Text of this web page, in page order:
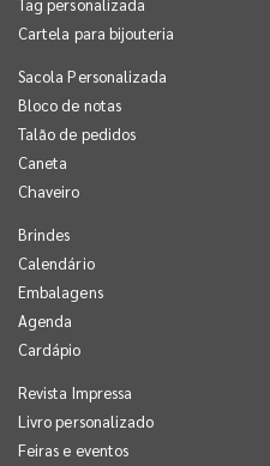
Cartela para bijouteria
Sacola Personalizada
Bloco de notas
Talão de pedidos
Caneta
Chaveiro
Brindes
Calendário
Embalagens
Agenda
Cardápio
Revista Impressa
Livro personalizado
Feiras e eventos